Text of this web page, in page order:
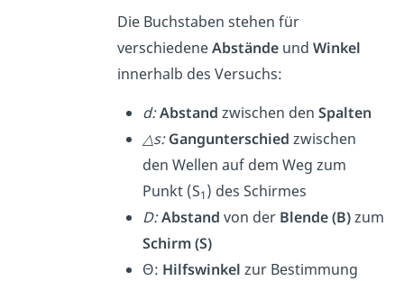
Die Buchstaben stehen für
verschiedeneAbstände undWinkel
innerhalb des Versuchs:
d:Abstand zwischen denSpalten
△s: Gangunterschied zwischen
den Wellen auf dem Weg zum
Punkt (S1) des Schirmes
D:Abstand von der Blende (B)zum
Schirm (S)
Θ: Hilfswinkel zur Bestimmung